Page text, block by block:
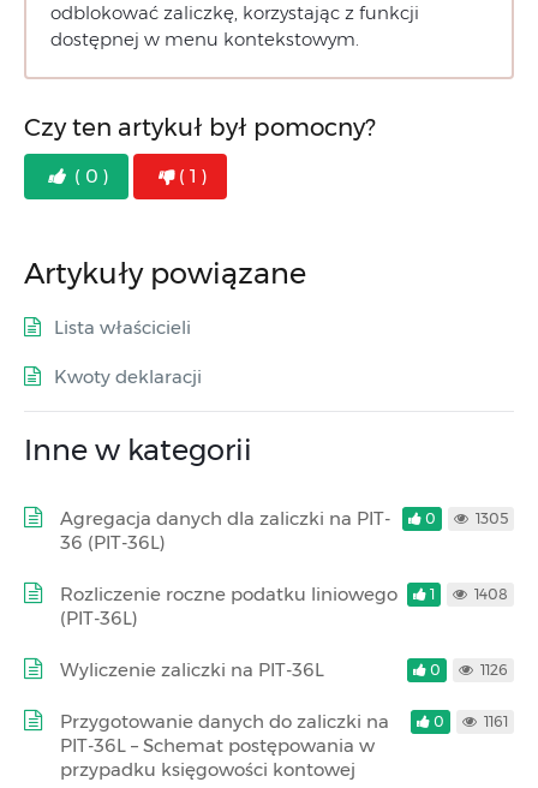
odblokować zaliczkę, korzystając z funkcji
dostępnej w menu kontekstowym.
Czy ten artykuł był pomocny?
( 0 ) ( 1 )
Artykuły powiązane
Lista właścicieli
Kwoty deklaracji
Inne w kategorii
Agregacja danych dla zaliczki na PIT-
36 (PIT-36L)
0 1305
Rozliczenie roczne podatku liniowego
(PIT-36L)
1 1408
Wyliczenie zaliczki na PIT-36L 0 1126
Przygotowanie danych do zaliczki na
PIT-36L – Schemat postępowania w
przypadku księgowości kontowej
0 1161